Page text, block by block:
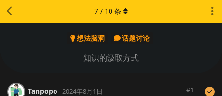
想法脑洞 话题讨论
知识的汲取方式
7 / 10 条
Tanpopo 2024年8月1日 #1